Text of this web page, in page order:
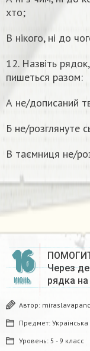
хто;
В нікого, ні до
12. Назвіть
пишеться разом:
А не/дописаний
Б не/розглянуте
В таємниця не/
16
ИЮНЬ
Через
рядка
Автор:
Предмет:
Уровень: 5 - 9 класс